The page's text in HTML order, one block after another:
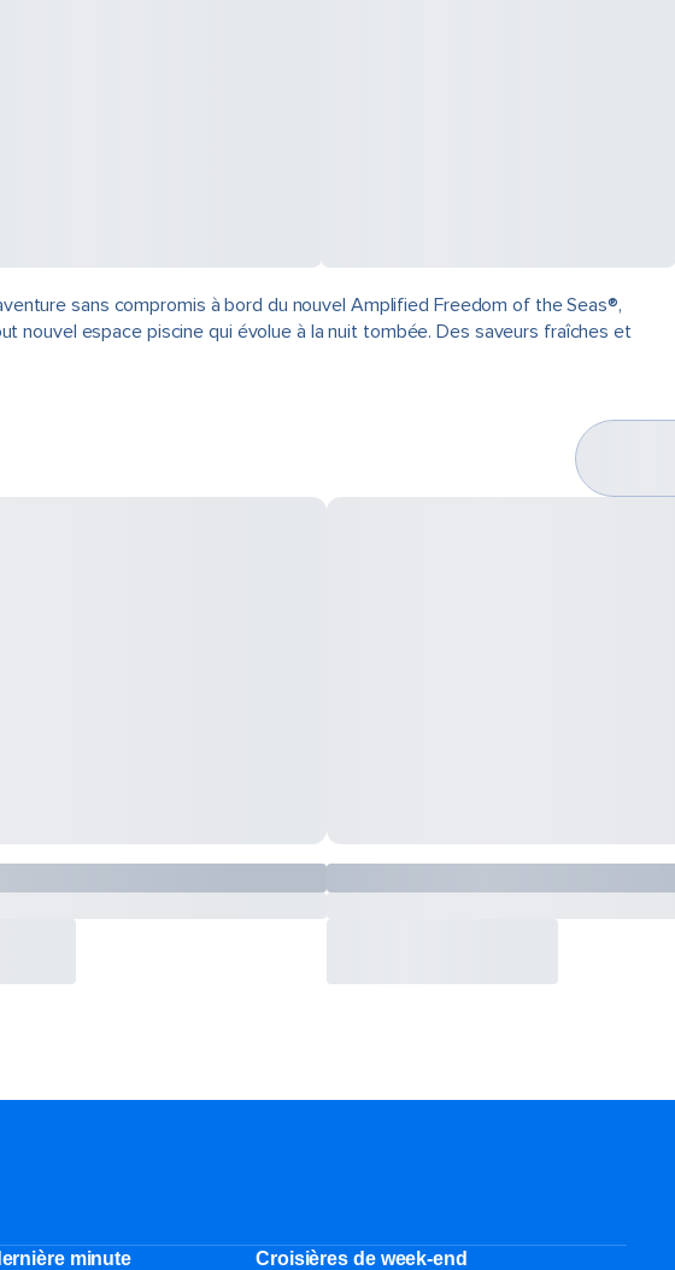
sans compromis à bord du nouvel Amplified Freedom of the Seas®,
espace piscine qui évolue à la nuit tombée. Des saveurs fraîches et
minute Croisières de week-end